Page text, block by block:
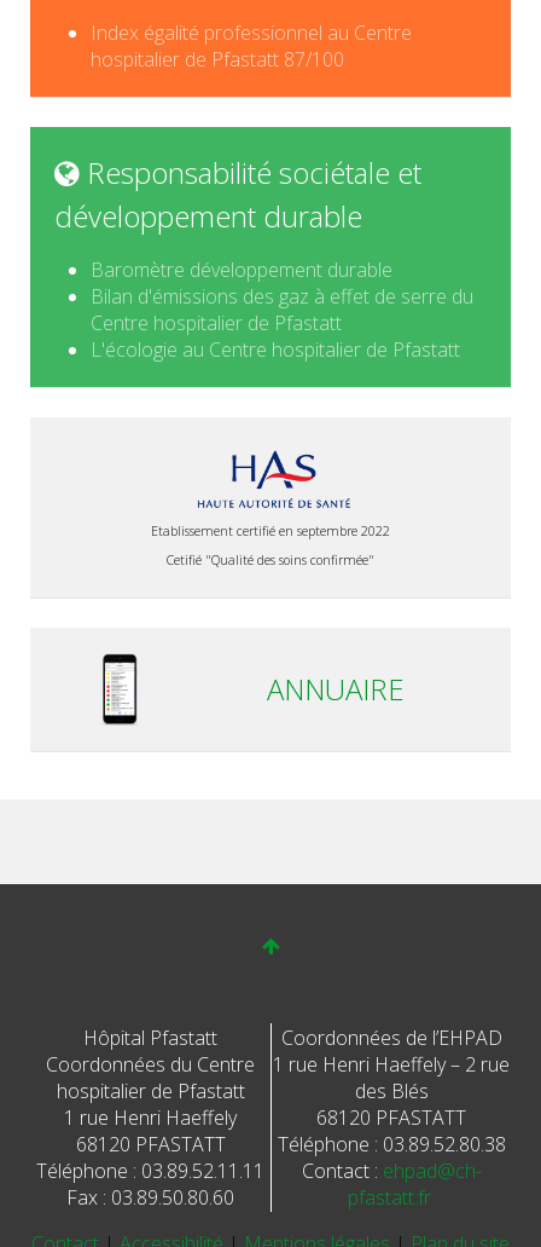
Index égalité professionnel au Centre
hospitalier de Pfastatt 87/100
Responsabilité sociétale et
développement durable
Baromètre développement durable
Bilan d'émissions des gaz à effet de serre du
Centre hospitalier de Pfastatt
L'écologie au Centre hospitalier de Pfastatt
Etablissement certifié en septembre 2022
Cetifié "Qualité des soins confirmée"
ANNUAIRE
Hôpital Pfastatt
Coordonnées du Centre
hospitalier de Pfastatt
1 rue Henri Haeffely
68120 PFASTATT
Téléphone : 03.89.52.11.11
Fax : 03.89.50.80.60
Coordonnées de l’EHPAD
1 rue Henri Haeffely – 2 rue
des Blés
68120 PFASTATT
Téléphone : 03.89.52.80.38
Contact : ehpad@ch-
pfastatt.fr